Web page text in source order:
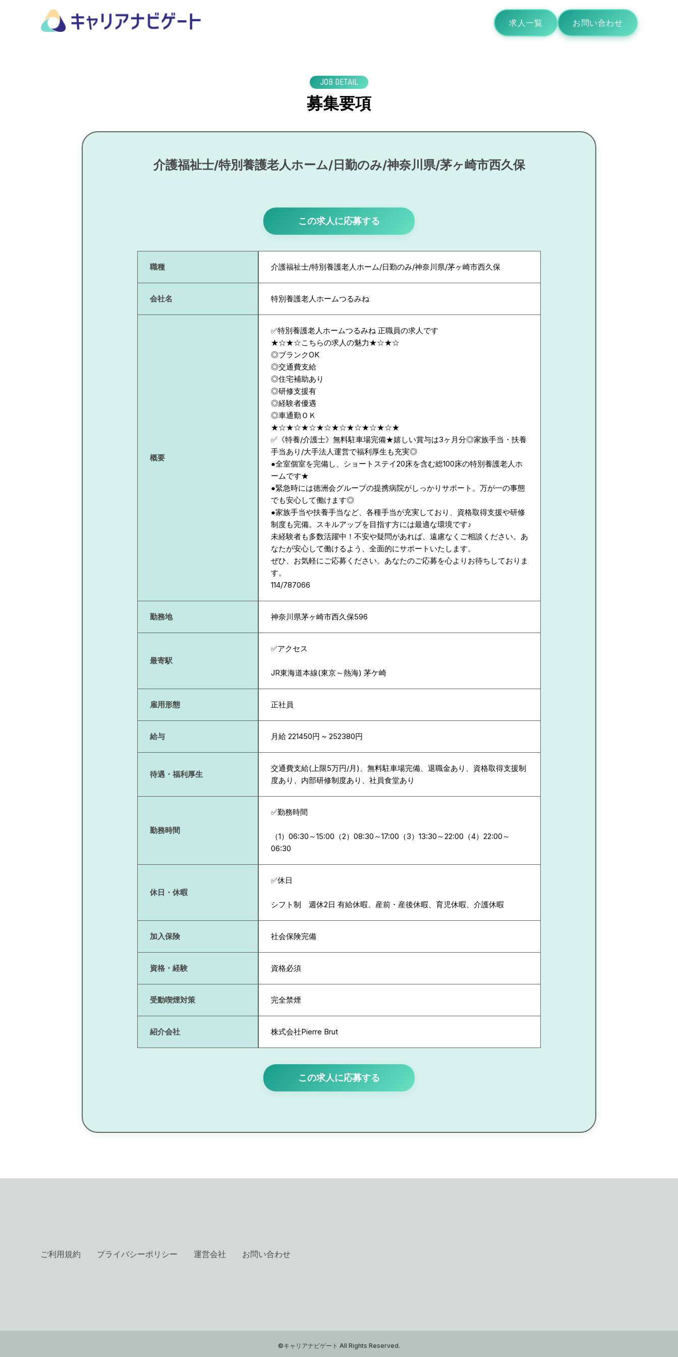
求人一覧 お問い合わせ
JOB DETAIL
募集要項
介護福祉士/特別養護老人ホーム/日勤のみ/神奈川県/茅ヶ崎市西久保
この求人に応募する
職種 介護福祉士/特別養護老人ホーム/日勤のみ/神奈川県/茅ヶ崎市西久保
会社名 特別養護老人ホームつるみね
概要
✅特別養護老人ホームつるみね 正職員の求人です
★☆★☆こちらの求人の魅力★☆★☆
◎ブランクOK
◎交通費支給
◎住宅補助あり
◎研修支援有
◎経験者優遇
◎車通勤ＯＫ
★☆★☆★☆★☆★☆★☆★☆★☆★
✅《特養/介護士》無料駐車場完備★嬉しい賞与は3ヶ月分◎家族手当・扶養
手当あり/大手法人運営で福利厚生も充実◎
●全室個室を完備し、ショートステイ20床を含む総100床の特別養護老人ホ
ームです★
●緊急時には徳洲会グループの提携病院がしっかりサポート。万が一の事態
でも安心して働けます◎
●家族手当や扶養手当など、各種手当が充実しており、資格取得支援や研修
制度も完備。スキルアップを目指す方には最適な環境です♪
未経験者も多数活躍中！不安や疑問があれば、遠慮なくご相談ください。あ
なたが安心して働けるよう、全面的にサポートいたします。
ぜひ、お気軽にご応募ください。あなたのご応募を心よりお待ちしておりま
す。
114/787066
勤務地 神奈川県茅ヶ崎市西久保596
最寄駅
✅アクセス
JR東海道本線(東京～熱海) 茅ケ崎
雇用形態 正社員
給与 月給 221450円 ~ 252380円
待遇・福利厚生
交通費支給(上限5万円/月)、無料駐車場完備、退職金あり、資格取得支援制
度あり、内部研修制度あり、社員食堂あり
勤務時間
✅勤務時間
（1）06:30～15:00（2）08:30～17:00（3）13:30～22:00（4）22:00～
06:30
休日・休暇
✅休日
シフト制 週休2日 有給休暇、産前・産後休暇、育児休暇、介護休暇
加入保険 社会保険完備
資格・経験 資格必須
受動喫煙対策 完全禁煙
紹介会社 株式会社Pierre Brut
この求人に応募する
ご利用規約 プライバシーポリシー 運営会社 お問い合わせ
©キャリアナビゲート All Rights Reserved.